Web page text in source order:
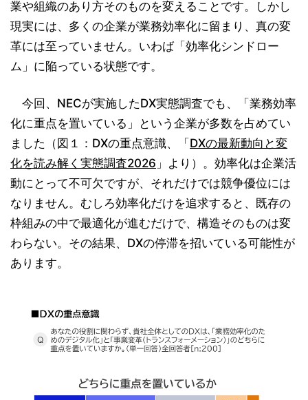
業や組織のあり方そのものを変えることです。しかし
現実には、多くの企業が業務効率化に留まり、真の変
革には至っていません。いわば「効率化シンドロー
ム」に陥っている状態です。
今回、NECが実施したDX実態調査でも、「業務効率
化に重点を置いている」という企業が多数を占めてい
ました（図１：DXの重点意識、「DXの最新動向と変
化を読み解く実態調査2026 」より）。効率化は企業活
動にとって不可欠ですが、それだけでは競争優位には
なりません。むしろ効率化だけを追求すると、既存の
枠組みの中で最適化が進むだけで、構造そのものは変
わらない。その結果、DXの停滞を招いている可能性が
あります。